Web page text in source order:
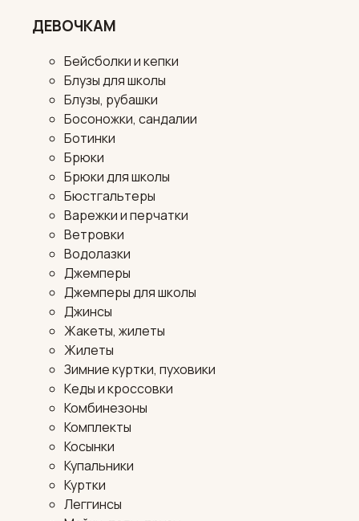
ДЕВОЧКАМ
Бейсболки и кепки
Блузы для школы
Блузы, рубашки
Босоножки, сандалии
Ботинки
Брюки
Брюки для школы
Бюстгальтеры
Варежки и перчатки
Ветровки
Водолазки
Джемперы
Джемперы для школы
Джинсы
Жакеты, жилеты
Жилеты
Зимние куртки, пуховики
Кеды и кроссовки
Комбинезоны
Комплекты
Косынки
Купальники
Куртки
Леггинсы